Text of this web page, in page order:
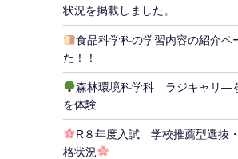
状況を掲載しました。
食品科学科の学習内容の紹介ペ
た！！
森林環境科学科 ラジキャリ―
を体験
R８年度入試 学校推薦型選抜
格状況